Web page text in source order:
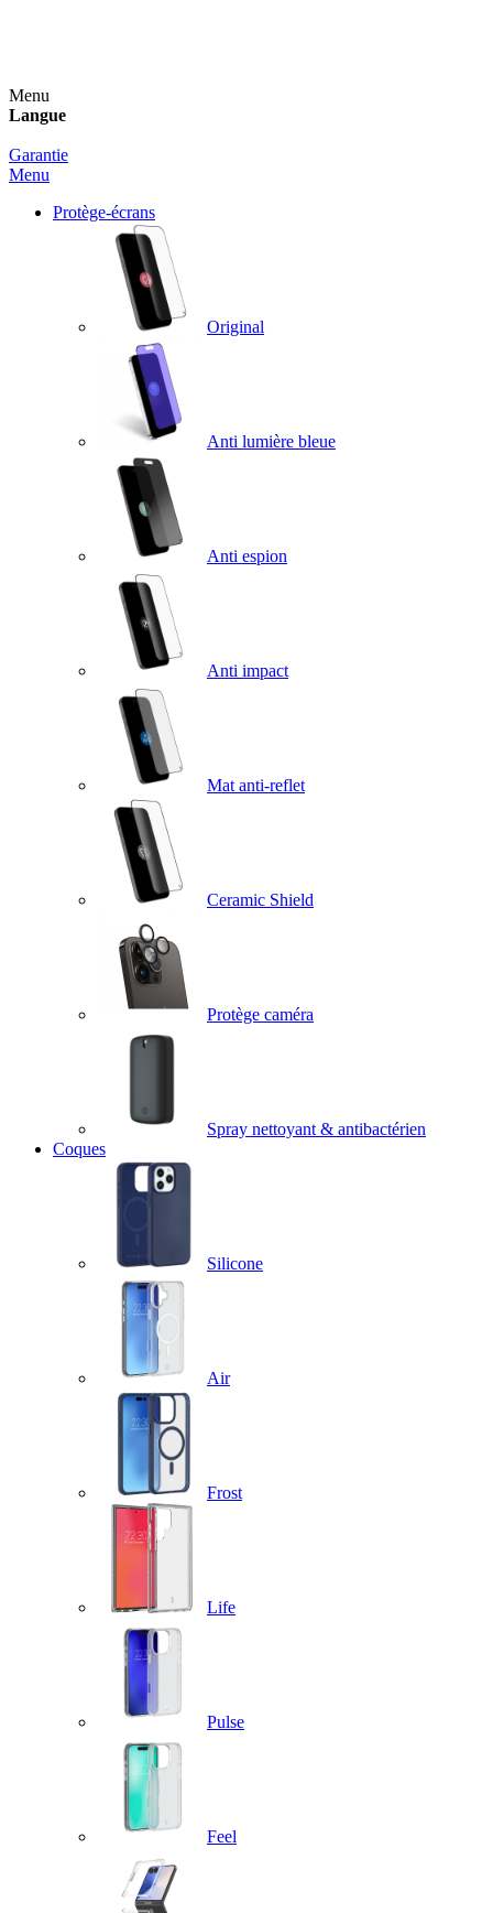
Menu
Langue
Garantie
Menu
Protège-écrans
Original
Anti lumière bleue
Anti espion
Anti impact
Mat anti-reflet
Ceramic Shield
Protège caméra
Spray nettoyant & antibactérien
Coques
Silicone
Air
Frost
Life
Pulse
Feel